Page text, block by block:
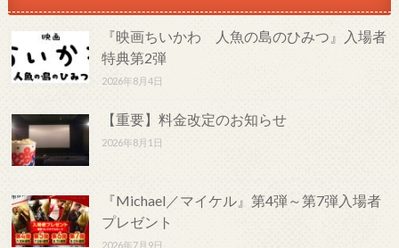
『映画ちいかわ 人魚の島のひみつ』入場者
特典第2弾
2026年8月4日
【重要】料金改定のお知らせ
2026年8月1日
『Michael／マイケル』第4弾～第7弾入場者
プレゼント
2026年7月9日